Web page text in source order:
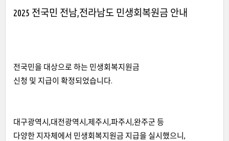
2025 전국민 전남,전라남도 민생회복원금 안내
전국민을 대상으로 하는 민생회복지원금
신청 및 지급이 확정되었습니다.
대구광역시,대전광역시,제주시,파주시,완주군 등
다양한 지자체에서 민생회복지원금 지급을 실시했으니,